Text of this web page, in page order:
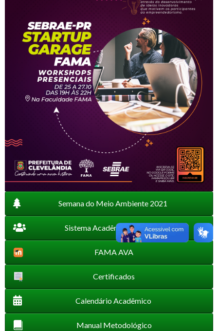
Semana do Meio Ambiente 2021
Sistema Acadêmico e Docente
FAMA AVA
Certificados
Calendário Acadêmico
Manual Metodológico